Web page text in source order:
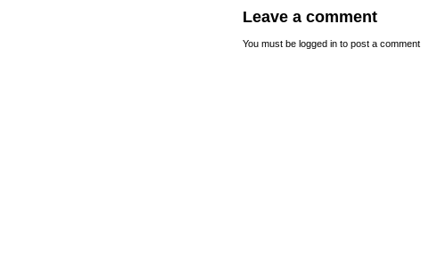
Leave a comment
You must be logged in to post a comment.